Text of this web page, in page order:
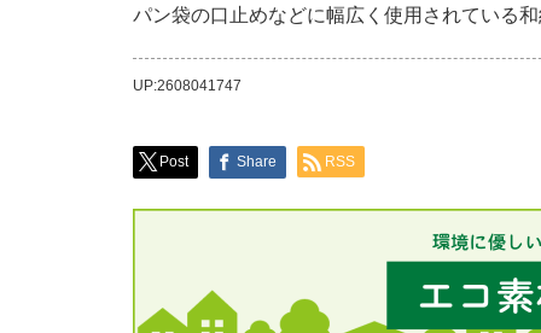
パン袋の口止めなどに幅広く使用されている
UP:2608041747
Post Share RSS